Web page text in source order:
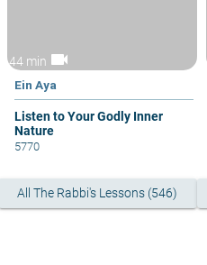
44 min videocam
Ein Aya
Listen to Your Godly Inner
Nature
5770
All The Rabbi's Lessons (546)